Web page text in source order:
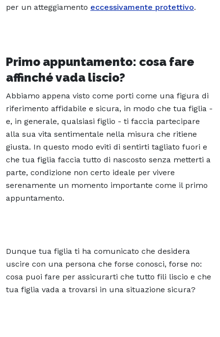
per un atteggiamento eccessivamente protettivo.
Primo appuntamento: cosa fare
affinché vada liscio?
Abbiamo appena visto come porti come una figura di
riferimento affidabile e sicura, in modo che tua figlia -
e, in generale, qualsiasi figlio - ti faccia partecipare
alla sua vita sentimentale nella misura che ritiene
giusta. In questo modo eviti di sentirti tagliato fuori e
che tua figlia faccia tutto di nascosto senza metterti a
parte, condizione non certo ideale per vivere
serenamente un momento importante come il primo
appuntamento.
Dunque tua figlia ti ha comunicato che desidera
uscire con una persona che forse conosci, forse no:
cosa puoi fare per assicurarti che tutto fili liscio e che
tua figlia vada a trovarsi in una situazione sicura?